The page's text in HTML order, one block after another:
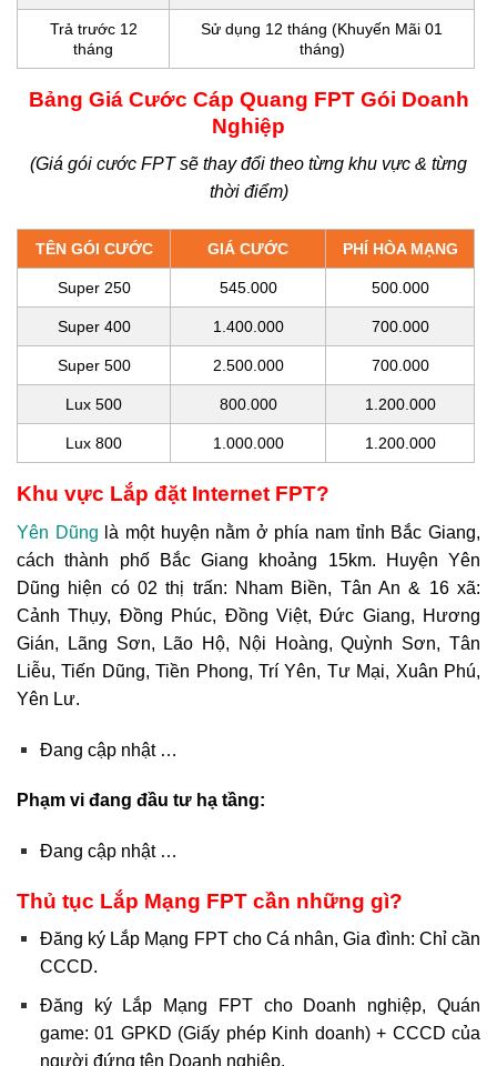
Trả trước 12
tháng
Sử dụng 12 tháng (Khuyến Mãi 01
tháng)
Bảng Giá Cước Cáp Quang FPT Gói Doanh
Nghiệp
(Giá gói cước FPT sẽ thay đổi theo từng khu vực & từng
thời điểm)
TÊN GÓI CƯỚC GIÁ CƯỚC PHÍ HÒA MẠNG
Super 250 545.000 500.000
Super 400 1.400.000 700.000
Super 500 2.500.000 700.000
Lux 500 800.000 1.200.000
Lux 800 1.000.000 1.200.000
Khu vực Lắp đặt Internet FPT?
Yên Dũng là một huyện nằm ở phía nam tỉnh Bắc Giang,
cách thành phố Bắc Giang khoảng 15km. Huyện Yên
Dũng hiện có 02 thị trấn: Nham Biền, Tân An & 16 xã:
Cảnh Thụy, Đồng Phúc, Đồng Việt, Đức Giang, Hương
Gián, Lãng Sơn, Lão Hộ, Nội Hoàng, Quỳnh Sơn, Tân
Liễu, Tiến Dũng, Tiền Phong, Trí Yên, Tư Mại, Xuân Phú,
Yên Lư.
Đang cập nhật …
Phạm vi đang đầu tư hạ tầng:
Đang cập nhật …
Thủ tục Lắp Mạng FPT cần những gì?
Đăng ký Lắp Mạng FPT cho Cá nhân, Gia đình: Chỉ cần
CCCD.
Đăng ký Lắp Mạng FPT cho Doanh nghiệp, Quán
game: 01 GPKD (Giấy phép Kinh doanh) + CCCD của
người đứng tên Doanh nghiệp.